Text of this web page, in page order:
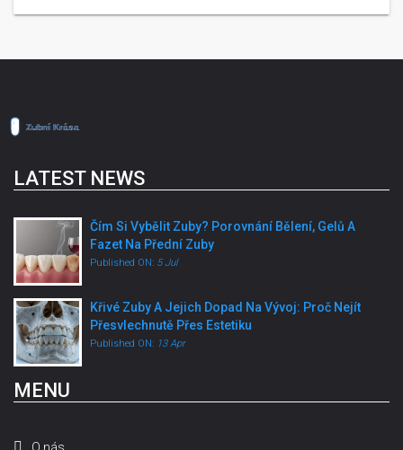
LATEST NEWS
Čím Si Vybělit Zuby? Porovnání Bělení, Gelů A
Fazet Na Přední Zuby
Published ON: 5 Jul
Křivé Zuby A Jejich Dopad Na Vývoj: Proč Nejít
Přesvlechnutě Přes Estetiku
Published ON: 13 Apr
MENU